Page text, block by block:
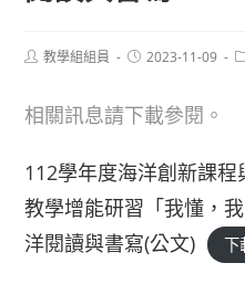
Post教學組組員
Post2023-11-09
相關訊息請下載參閱。
112學年度海洋創新課
教學增能研習「我懂，
洋閱讀與書寫(公文)
下